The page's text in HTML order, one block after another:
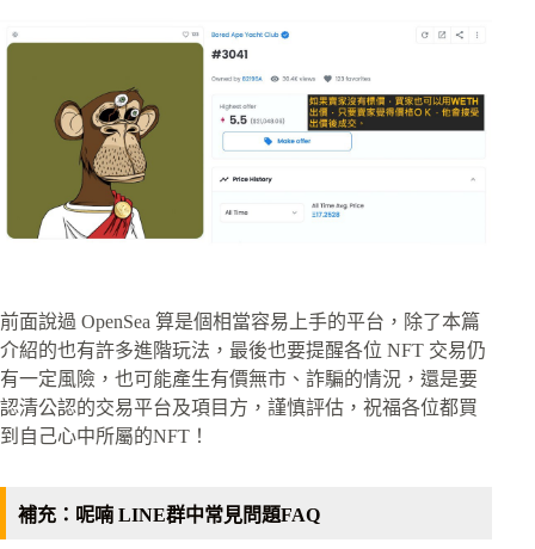
前面說過 OpenSea 算是個相當容易上手的平台，除了本篇
介紹的也有許多進階玩法，最後也要提醒各位 NFT 交易仍
有一定風險，也可能產生有價無市、詐騙的情況，還是要
認清公認的交易平台及項目方，謹慎評估，祝福各位都買
到自己心中所屬的NFT！
補充：呢喃 LINE群中常見問題FAQ